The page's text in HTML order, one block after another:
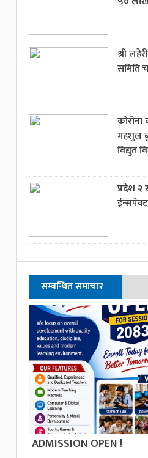
श्री
समिति
महशुल
विद्युत
प्रदेश २
सम्बन्धित समाचार
ADMISSION OPEN !